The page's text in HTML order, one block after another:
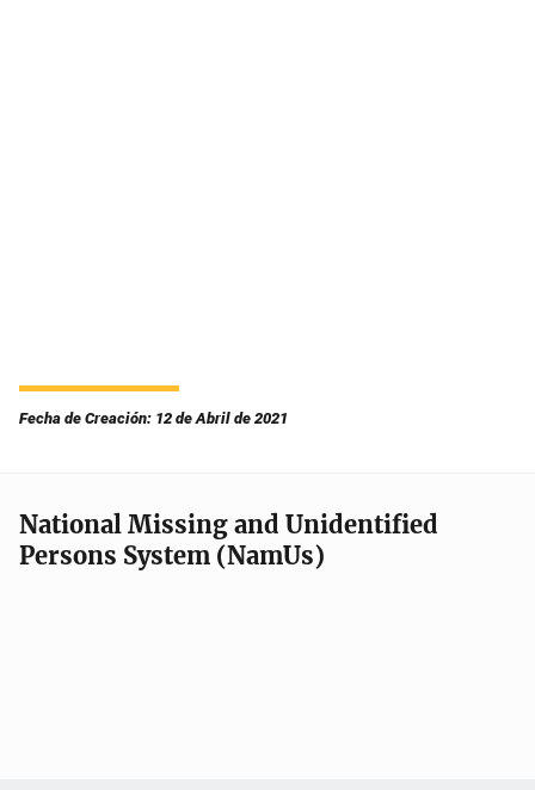
Fecha de Creación: 12 de Abril de 2021
National Missing and Unidentified
Persons System (NamUs)